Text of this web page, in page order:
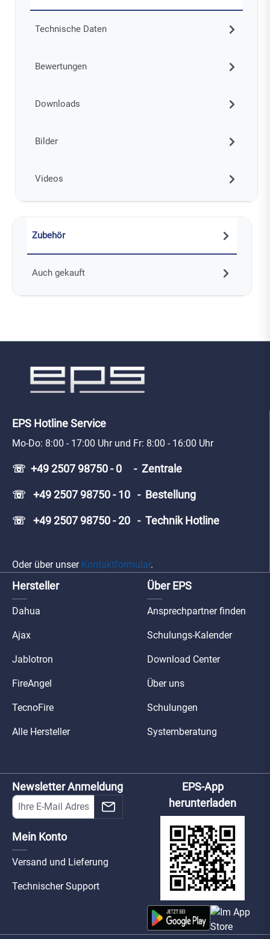
Technische Daten
Bewertungen
Downloads
Bilder
Videos
Zubehör
Auch gekauft
EPS Hotline Service
Mo-Do: 8:00 - 17:00 Uhr und Fr: 8:00 - 16:00 Uhr
☏ +49 2507 98750 - 0 - Zentrale
☏ +49 2507 98750 - 10 - Bestellung
☏ +49 2507 98750 - 20 - Technik Hotline
Oder über unser Kontaktformular.
Hersteller
Dahua
Ajax
Jablotron
FireAngel
TecnoFire
Alle Hersteller
Über EPS
Ansprechpartner finden
Schulungs-Kalender
Download Center
Über uns
Schulungen
Systemberatung
Newsletter Anmeldung
Mein Konto
Versand und Lieferung
Technischer Support
EPS-App
herunterladen